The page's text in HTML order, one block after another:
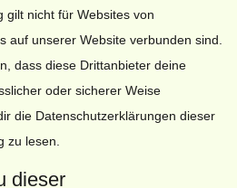
gilt nicht für Websites von
auf unserer Website verbunden sind.
dass diese Drittanbieter deine
oder sicherer Weise
die Datenschutzerklärungen dieser
zu lesen.
dieser